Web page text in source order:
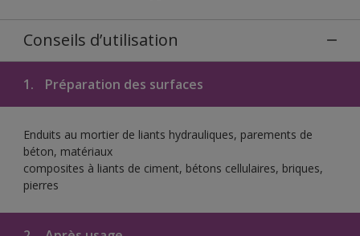
Conseils d’utilisation
1. Préparation des surfaces
Enduits au mortier de liants hydrauliques, parements de
béton, matériaux
composites à liants de ciment, bétons cellulaires, briques,
pierres